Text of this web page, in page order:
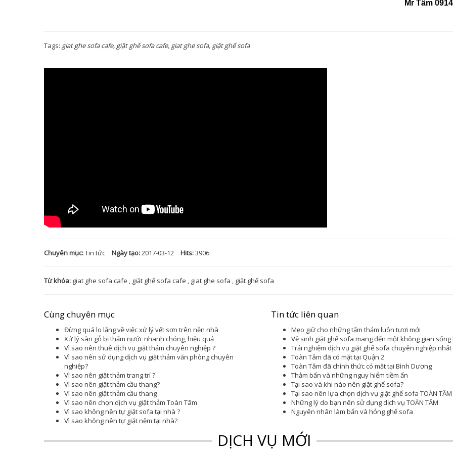
Mr Tâm
Tags: giat ghe sofa cafe, giặt ghế sofa cafe, giat ghe sofa, giặt ghế sofa
Chuyên mục:Tin tức Ngày tạo:2017-03-12 Hits:3906
Từ khóa: giat ghe sofa cafe , giặt ghế sofa cafe , giat ghe sofa , giặt ghế sofa
Cùng chuyên mục
Đừng quá lo lắng về việc xử lý vết sơn trên nền nhà
Xử lý sàn gỗ bị thấm nước nhanh chóng, hiệu quả
Vì sao nên thuê dịch vụ giặt thảm chuyên nghiệp ?
Vì sao nên sử dụng dịch vụ giặt thảm văn phòng chuyên
nghiệp?
Vì sao nên giặt thảm trang trí ?
Vì sao nên giặt thảm cầu thang?
Vì sao nên giặt thảm cầu thang
Vì sao nên chọn dịch vụ giặt thảm Toàn Tâm
Vì sao không nên tự giặt sofa tại nhà ?
Vì sao không nên tự giặt nệm tại nhà?
Tin tức liên quan
Mẹo giữ cho những tấm thảm luôn tươi mới
Vệ sinh giặt ghế sofa mang đến một không gian
Trải nghiệm dịch vụ giặt ghế sofa chuyên nghiệp
Toàn Tâm đã có mặt tại Quận 2
Toàn Tâm đã chính thức có mặt tại Bình Dương
Thảm bẩn và những nguy hiểm tiềm ẩn
Tại sao và khi nào nên giặt ghế sofa?
Tại sao nên lựa chọn dịch vụ giặt ghế sofa TOÀN TÂM
Những lý do bạn nên sử dụng dịch vụ TOÀN TÂM
Nguyên nhân làm bẩn và hỏng ghế sofa
DỊCH VỤ MỚI